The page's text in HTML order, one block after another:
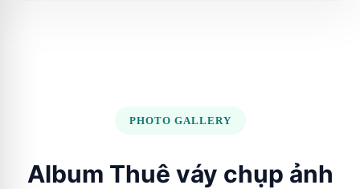
PHOTO GALLERY
Album Thuê váy chụp ảnh